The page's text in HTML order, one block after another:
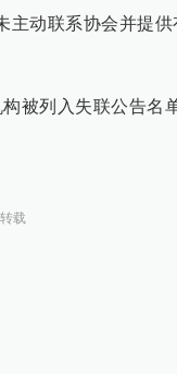
主动联系协会并提
被列入失联公告名
载